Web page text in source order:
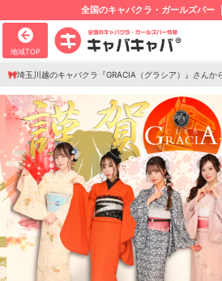
全国のキャバクラ・ガールズバー
地域TOP
🎀埼玉川越のキャバクラ『GRACIA（グラシア）』さん